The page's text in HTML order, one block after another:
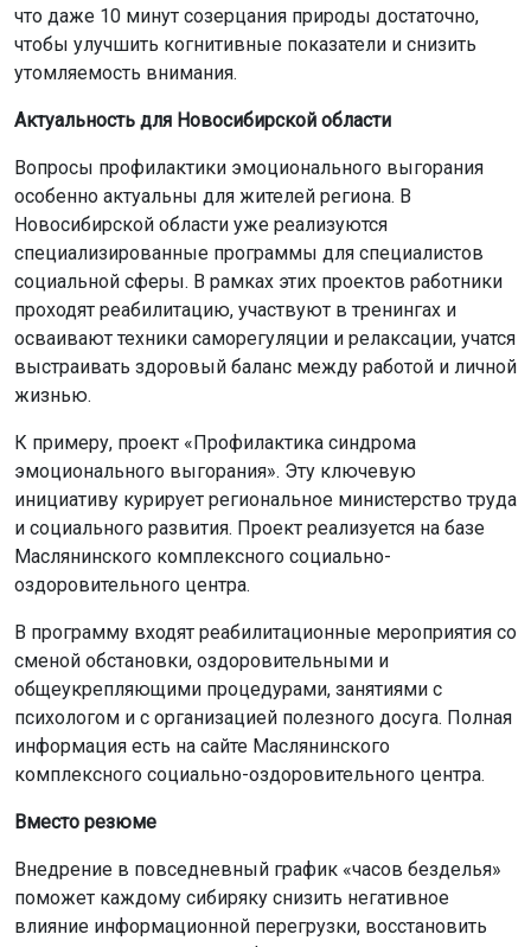
что даже 10 минут созерцания природы достаточно,
чтобы улучшить когнитивные показатели и снизить
утомляемость внимания.
Актуальность для Новосибирской области
Вопросы профилактики эмоционального выгорания
особенно актуальны для жителей региона. В
Новосибирской области уже реализуются
специализированные программы для специалистов
социальной сферы. В рамках этих проектов работники
проходят реабилитацию, участвуют в тренингах и
осваивают техники саморегуляции и релаксации, учатся
выстраивать здоровый баланс между работой и личной
жизнью.
К примеру, проект «Профилактика синдрома
эмоционального выгорания». Эту ключевую
инициативу курирует региональное министерство труда
и социального развития. Проект реализуется на базе
Маслянинского комплексного социально-
оздоровительного центра.
В программу входят реабилитационные мероприятия со
сменой обстановки, оздоровительными и
общеукрепляющими процедурами, занятиями с
психологом и с организацией полезного досуга. Полная
информация есть на сайте Маслянинского
комплексного социально-оздоровительного центра.
Вместо резюме
Внедрение в повседневный график «часов безделья»
поможет каждому сибиряку снизить негативное
влияние информационной перегрузки, восстановить